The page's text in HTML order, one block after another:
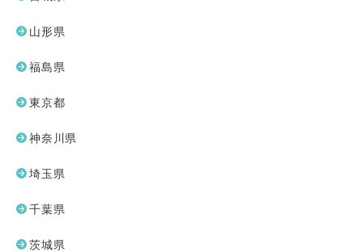
山形県
福島県
東京都
神奈川県
埼玉県
千葉県
茨城県